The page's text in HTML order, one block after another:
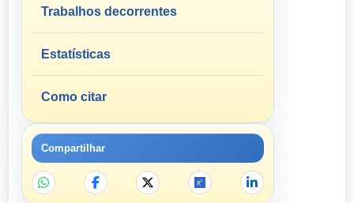
Trabalhos decorrentes
Estatísticas
Como citar
Compartilhar